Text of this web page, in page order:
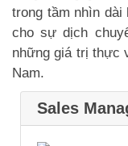
trong tầm nhìn
cho sự dịch
những giá trị thực
Nam.
Sales